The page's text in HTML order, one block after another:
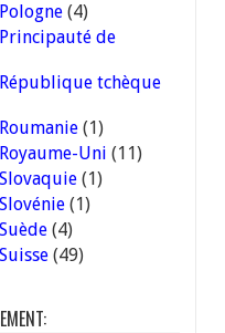
(4)
de
tchèque
(1)
Uni (11)
(1)
(1)
(4)
(49)